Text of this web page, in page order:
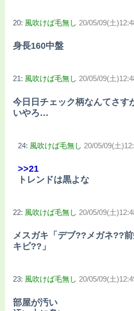
20: 風吹けば毛無し 20/05/09(土
身長160中盤
21: 風吹けば毛無し 20/05/09(土
今日日チェック柄なんてさす
いやろ…
24: 風吹けば毛無し 20/05/09(土
>>21
トレンドは黒よな
22: 風吹けば毛無し 20/05/09(土
メスガキ「デブ??メガネ??
キビ??」
23: 風吹けば毛無し 20/05/09(土
部屋が汚い